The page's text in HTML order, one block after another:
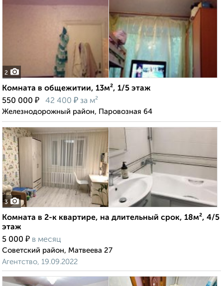
2
Комната в общежитии, 13м², 1/5 этаж
550 000 ₽ 42 400 ₽ за м²
Железнодорожный район, Паровозная 64
3
Комната в 2-к квартире, на длительный срок, 18м², 4/5
этаж
5 000 ₽ в месяц
Советский район, Матвеева 27
Агентство, 19.09.2022